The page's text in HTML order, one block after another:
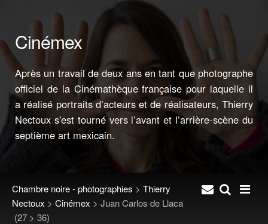
Cinémex
Après un travail de deux ans en tant que photographe
officiel de la Cinémathèque française pour laquelle il
a réalisé portraits d’acteurs et de réalisateurs, Thierry
Nectoux s'est tourné vers l’avant et l’arrière-scène du
septième art mexicain.
Chambre noire - photographies > Thierry
Nectoux > Cinémex > Juan Carlos de Llaca
(27 > 36)